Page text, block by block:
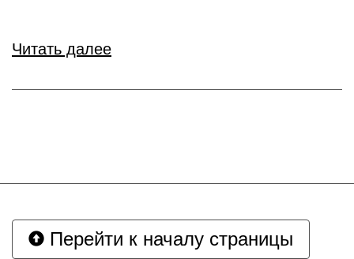
Читать далее
Перейти к началу страницы